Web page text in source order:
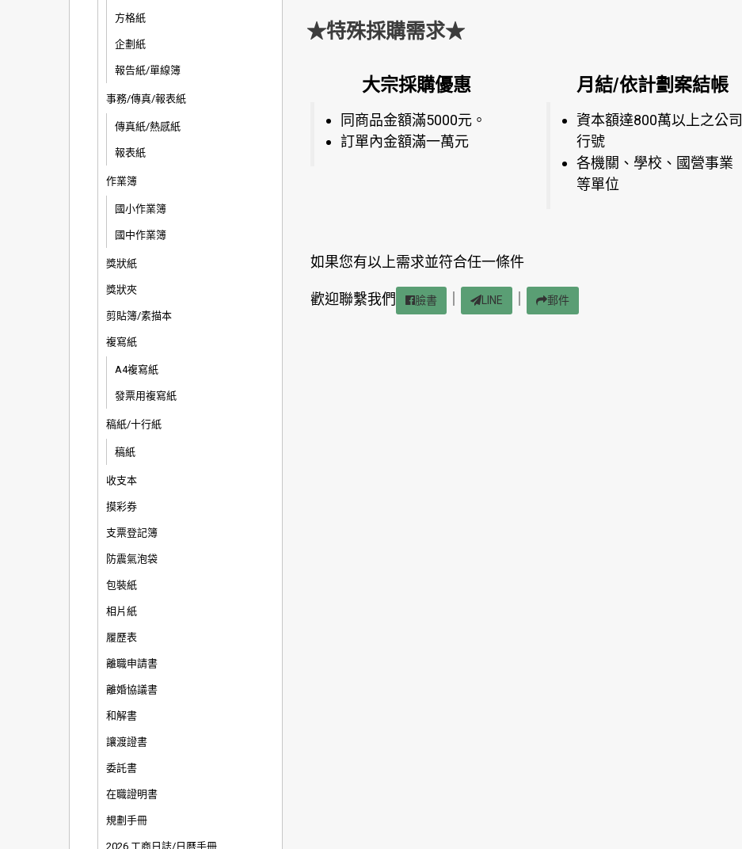
方格紙
企劃紙
報告紙/單線簿
事務/傳真/報表紙
傳真紙/熱感紙
報表紙
作業簿
國小作業簿
國中作業簿
獎狀紙
獎狀夾
剪貼簿/素描本
複寫紙
A4複寫紙
發票用複寫紙
稿紙/十行紙
稿紙
收支本
摸彩券
支票登記簿
防震氣泡袋
包裝紙
相片紙
履歷表
離職申請書
離婚協議書
和解書
讓渡證書
委託書
在職證明書
規劃手冊
2026 工商日誌/日曆手冊
★特殊採購需求★
大宗採購優惠
同商品金額滿5000元。
訂單內金額滿一萬元
月結/依計劃案結帳
資本額達800萬以上之公司
行號
各機關、學校、國營事業
等單位
如果您有以上需求並符合任一條件
歡迎聯繫我們 臉書 LINE 郵件